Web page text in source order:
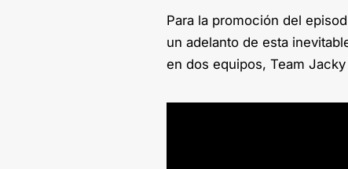
Para la promoción del
un adelanto de esta
en dos equipos, Team